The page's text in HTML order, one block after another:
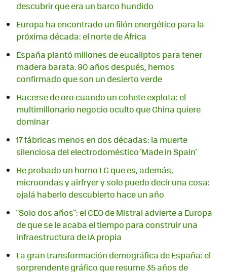
descubrir que era un barco hundido
Europa ha encontrado un filón energético para la
próxima década: el norte de África
España plantó millones de eucaliptos para tener
madera barata. 90 años después, hemos
confirmado que son un desierto verde
Hacerse de oro cuando un cohete explota: el
multimillonario negocio oculto que China quiere
dominar
17 fábricas menos en dos décadas: la muerte
silenciosa del electrodoméstico 'Made in Spain'
He probado un horno LG que es, además,
microondas y airfryer y solo puedo decir una cosa:
ojalá haberlo descubierto hace un año
"Solo dos años": el CEO de Mistral advierte a Europa
de que se le acaba el tiempo para construir una
infraestructura de IA propia
La gran transformación demográfica de España: el
sorprendente gráfico que resume 35 años de